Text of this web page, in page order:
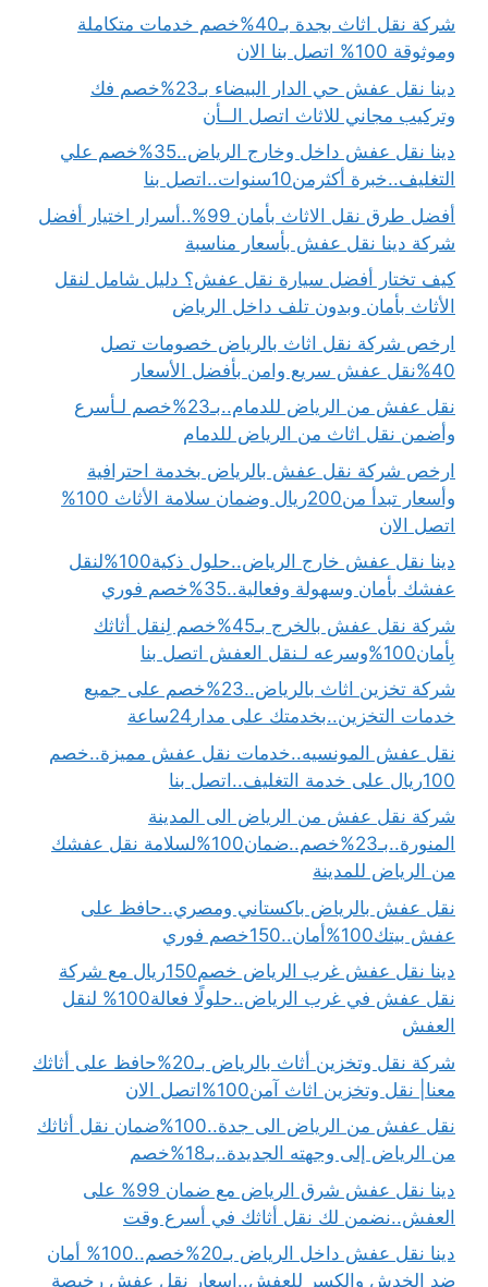
شركة نقل اثاث بجدة بـ40%خصم خدمات متكاملة
وموثوقة 100% اتصل بنا الان
دينا نقل عفش حي الدار البيضاء بـ23%خصم فك
وتركيب مجاني للاثاث اتصل الــأن
دينا نقل عفش داخل وخارج الرياض..35%خصم علي
التغليف..خبرة أكثرمن10سنوات..اتصل بنا
أفضل طرق نقل الاثاث بأمان 99%..أسرار اختيار أفضل
شركة دينا نقل عفش بأسعار مناسبة
كيف تختار أفضل سيارة نقل عفش؟ دليل شامل لنقل
الأثاث بأمان وبدون تلف داخل الرياض
ارخص شركة نقل اثاث بالرياض خصومات تصل
40%نقل عفش سريع وامن بأفضل الأسعار
نقل عفش من الرياض للدمام..بـ23%خصم لـأسرع
وأضمن نقل اثاث من الرياض للدمام
ارخص شركة نقل عفش بالرياض بخدمة احترافية
وأسعار تبدأ من200ريال وضمان سلامة الأثاث 100%
اتصل الان
دينا نقل عفش خارج الرياض..حلول ذكية100%لنقل
عفشك بأمان وسهولة وفعالية..35%خصم فوري
شركة نقل عفش بالخرج بـ45%خصم لِنقل أثاثك
بِأمان100%وسرعه لـنقل العفش اتصل بنا
شركة تخزين اثاث بالرياض..23%خصم على جميع
خدمات التخزين..بخدمتك على مدار24ساعة
نقل عفش المونسيه..خدمات نقل عفش مميزة..خصم
100ريال على خدمة التغليف..اتصل بنا
شركة نقل عفش من الرياض الى المدينة
المنورة..بـ23%خصم..ضمان100%لسلامة نقل عفشك
من الرياض للمدينة
نقل عفش بالرياض باكستاني ومصري..حافظ على
عفش بيتك100%أمان..150خصم فوري
دينا نقل عفش غرب الرياض خصم150ريال مع شركة
نقل عفش في غرب الرياض..حلولًا فعالة100% لنقل
العفش
شركة نقل وتخزين أثاث بالرياض بـ20%حافظ على أثاثك
معنا| نقل وتخزين اثاث آمن100%اتصل الان
نقل عفش من الرياض الى جدة..100%ضمان نقل أثاثك
من الرياض إلى وجهته الجديدة..بـ18%خصم
دينا نقل عفش شرق الرياض مع ضمان 99% على
العفش..نضمن لك نقل أثاثك في أسرع وقت
دينا نقل عفش داخل الرياض بـ20%خصم..100% أمان
ضد الخدش والكسر للعفش..اسعار نقل عفش رخيصة